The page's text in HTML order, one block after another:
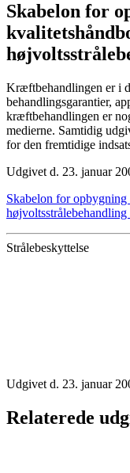
Skabelon for
Kræftbehandlingen er i
behandlingsgarantier,
kræftbehandlingen er
medierne. Samtidig
for den fremtidige
Udgivet d. 23. januar
Skabelon for
Strålebeskyttelse
Udgivet d. 23. januar
Relaterede